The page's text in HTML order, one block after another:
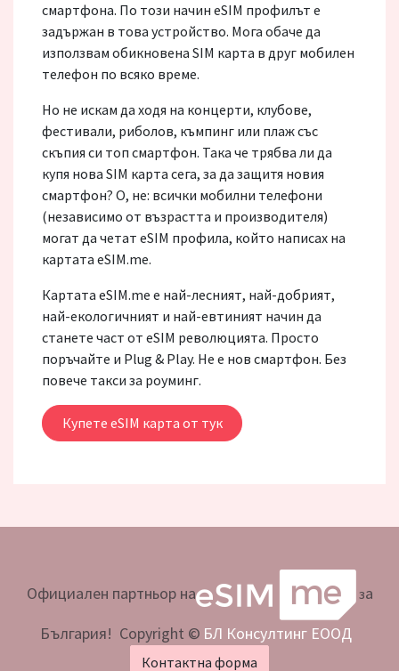
смартфона. По този начин eSIM профилът е
задържан в това устройство. Мога обаче да
използвам обикновена SIM карта в друг мобилен
телефон по всяко време.
Но не искам да ходя на концерти, клубове,
фестивали, риболов, къмпинг или плаж със
скъпия си топ смартфон. Така че трябва ли да
купя нова SIM карта сега, за да защитя новия
смартфон? О, не: всички мобилни телефони
(независимо от възрастта и производителя)
могат да четат eSIM профила, който написах на
картата eSIM.me.
Картата eSIM.me е най-лесният, най-добрият,
най-екологичният и най-евтиният начин да
станете част от eSIM революцията. Просто
поръчайте и Plug & Play. Не е нов смартфон. Без
повече такси за роуминг.
Купете eSIM карта от тук
Официален партньор на за
България! Copyright © БЛ Консултинг ЕООД
Контактна форма